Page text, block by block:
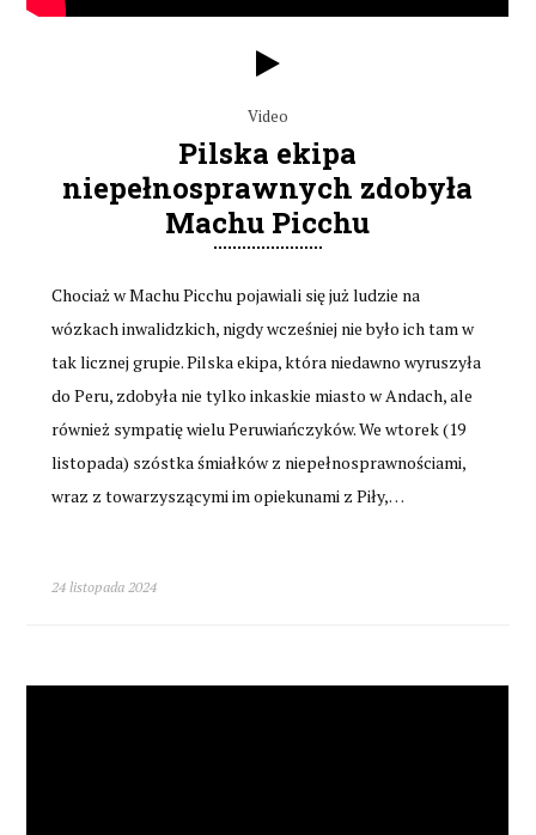
Video
Pilska ekipa
niepełnosprawnych zdobyła
Machu Picchu
Chociaż w Machu Picchu pojawiali się już ludzie na
wózkach inwalidzkich, nigdy wcześniej nie było ich tam w
tak licznej grupie. Pilska ekipa, która niedawno wyruszyła
do Peru, zdobyła nie tylko inkaskie miasto w Andach, ale
również sympatię wielu Peruwiańczyków. We wtorek (19
listopada) szóstka śmiałków z niepełnosprawnościami,
wraz z towarzyszącymi im opiekunami z Piły,…
24 listopada 2024